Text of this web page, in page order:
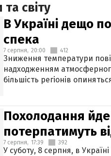
світу
В Україні дещо
спека
7 серпня, 20:00 412
Зниження температури
надходженням
більшість регіонів
Похолодання йде
потерпатимуть
7 серпня, 17:39 392
У суботу, 8 серпня, в